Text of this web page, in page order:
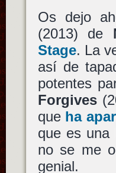
Os dejo
(2013) de
Stage. La
así de
potentes
Forgives
que ha
que es una
no se me
genial.